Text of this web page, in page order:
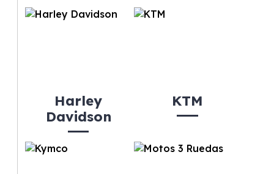
Harley
Davidson
KTM